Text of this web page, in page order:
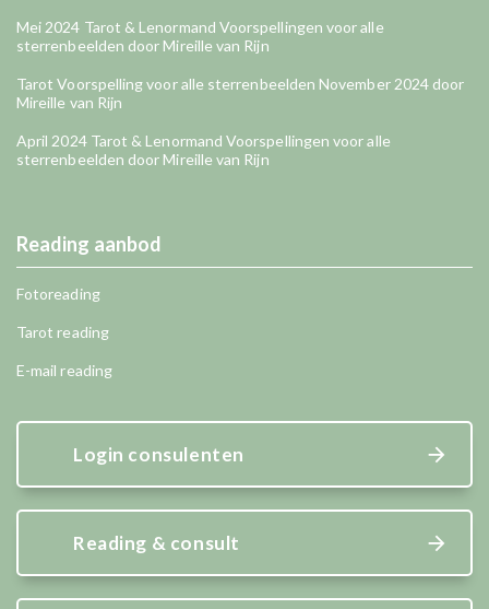
Mei 2024 Tarot & Lenormand Voorspellingen voor alle
sterrenbeelden door Mireille van Rijn
Tarot Voorspelling voor alle sterrenbeelden November 2024 door
Mireille van Rijn
April 2024 Tarot & Lenormand Voorspellingen voor alle
sterrenbeelden door Mireille van Rijn
Reading aanbod
Fotoreading
Tarot reading
E-mail reading
Login consulenten
Reading & consult